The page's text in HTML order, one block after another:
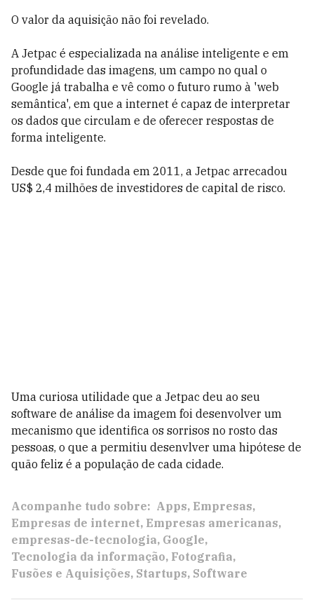
O valor da aquisição não foi revelado.
A Jetpac é especializada na análise inteligente e em
profundidade das imagens, um campo no qual o
Google já trabalha e vê como o futuro rumo à 'web
semântica', em que a internet é capaz de interpretar
os dados que circulam e de oferecer respostas de
forma inteligente.
Desde que foi fundada em 2011, a Jetpac arrecadou
US$ 2,4 milhões de investidores de capital de risco.
Uma curiosa utilidade que a Jetpac deu ao seu
software de análise da imagem foi desenvolver um
mecanismo que identifica os sorrisos no rosto das
pessoas, o que a permitiu desenvlver uma hipótese de
quão feliz é a população de cada cidade.
Acompanhe tudo sobre: Apps Empresas
Empresas de internet Empresas americanas
empresas-de-tecnologia Google
Tecnologia da informação Fotografia
Fusões e Aquisições Startups Software